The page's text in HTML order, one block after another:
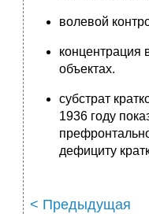
волевой
концентрация
объектах.
субстрат
1936 году
дефициту
< Предыдущая